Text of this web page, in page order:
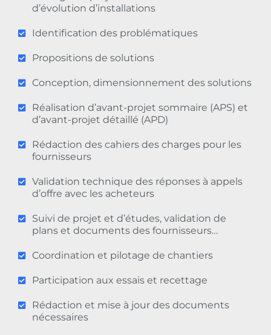
d’évolution d’installations
Identification des problématiques
Propositions de solutions
Conception, dimensionnement des solutions
Réalisation d’avant-projet sommaire (APS) et
d’avant-projet détaillé (APD)
Rédaction des cahiers des charges pour les
fournisseurs
Validation technique des réponses à appels
d’offre avec les acheteurs
Suivi de projet et d’études, validation de
plans et documents des fournisseurs…
Coordination et pilotage de chantiers
Participation aux essais et recettage
Rédaction et mise à jour des documents
nécessaires